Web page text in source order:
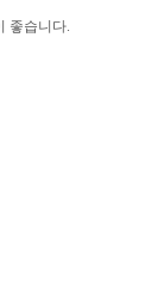
좋습니다.